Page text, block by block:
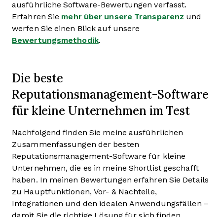
ausführliche Software-Bewertungen verfasst.
Erfahren Sie mehr über unsere Transparenz und
werfen Sie einen Blick auf unsere
Bewertungsmethodik.
Die beste
Reputationsmanagement-Software
für kleine Unternehmen im Test
Nachfolgend finden Sie meine ausführlichen
Zusammenfassungen der besten
Reputationsmanagement-Software für kleine
Unternehmen, die es in meine Shortlist geschafft
haben. In meinen Bewertungen erfahren Sie Details
zu Hauptfunktionen, Vor- & Nachteile,
Integrationen und den idealen Anwendungsfällen –
damit Sie die richtige Lösung für sich finden.